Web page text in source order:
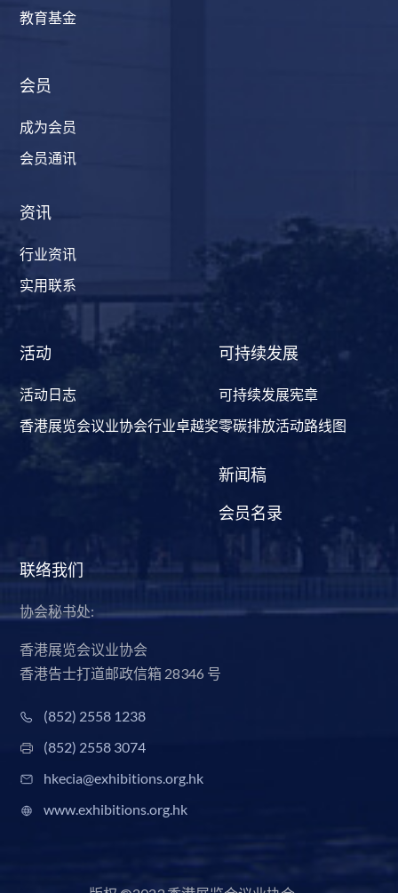
教育基金
会员
成为会员
会员通讯
资讯
行业资讯
实用联系
活动
活动日志
香港展览会议业协会行业卓越奖
可持续发展
可持续发展宪章
零碳排放活动路线图
新闻稿
会员名录
联络我们
协会秘书处:
香港展览会议业协会
香港告士打道邮政信箱 28346 号
(852) 2558 1238
(852) 2558 3074
hkecia@exhibitions.org.hk
www.exhibitions.org.hk